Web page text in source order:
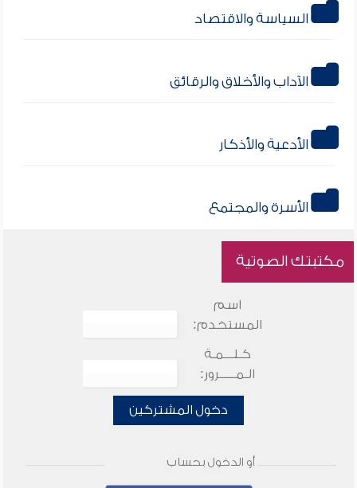
السياسة والاقتصاد
الآداب والأخلاق والرقائق
الأدعية والأذكار
الأسرة والمجتمع
مكتبتك الصوتية
اسم
المستخدم:
كـلـــمـة
الـمـــــرور:
دخول المشتركين
أو الدخول بحساب